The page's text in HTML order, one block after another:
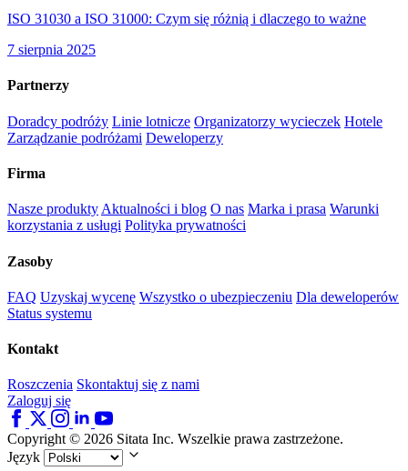
ISO 31030 a ISO 31000: Czym się różnią i dlaczego to ważne
7 sierpnia 2025
Partnerzy
Doradcy podróży Linie lotnicze Organizatorzy wycieczek Hotele
Zarządzanie podróżami Deweloperzy
Firma
Nasze produkty Aktualności i blog O nas Marka i prasa Warunki
korzystania z usługi Polityka prywatności
Zasoby
FAQ Uzyskaj wycenę Wszystko o ubezpieczeniu Dla deweloperów
Status systemu
Kontakt
Roszczenia Skontaktuj się z nami
Zaloguj się
Copyright © 2026 Sitata Inc. Wszelkie prawa zastrzeżone.
Język